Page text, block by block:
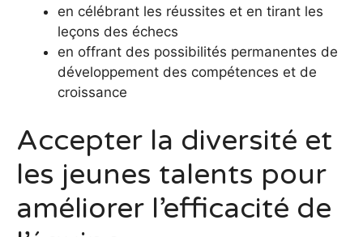
en célébrant les réussites et en tirant les
leçons des échecs
en offrant des possibilités permanentes de
développement des compétences et de
croissance
Accepter la diversité et
les jeunes talents pour
améliorer l’efficacité de